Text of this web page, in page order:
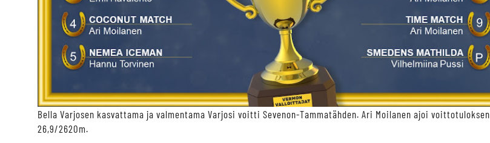
Bella Varjosen kasvattama ja valmentama Varjosi voitti Sevenon-Tammatähden. Ari Moilanen ajoi voittotuloksen
26,9/2620m.